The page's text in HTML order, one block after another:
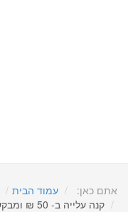
אתם כאן: עמוד הבית
קנה עלייה ב- 50 ₪ ומבקש למוכרה ב- 500 ₪.